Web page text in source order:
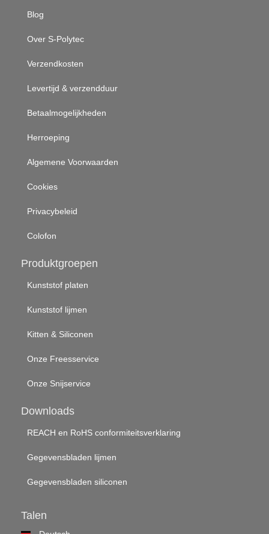
Blog
Over S-Polytec
Verzendkosten
Levertijd & verzendduur
Betaalmogelijkheden
Herroeping
Algemene Voorwaarden
Cookies
Privacybeleid
Colofon
Produktgroepen
Kunststof platen
Kunststof lijmen
Kitten & Siliconen
Onze Freesservice
Onze Snijservice
Downloads
REACH en RoHS conformiteitsverklaring
Gegevensbladen lijmen
Gegevensbladen siliconen
Talen